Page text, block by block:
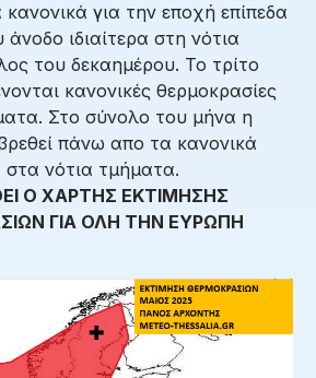
για την εποχή επίπεδα
άνοδο ιδιαίτερα στη νότια
του δεκαημέρου. Το τρίτο
κανονικές θερμοκρασίες
Στο σύνολο του μήνα η
πάνω απο τα κανονικά
στα νότια τμήματα.
Ο ΧΑΡΤΗΣ ΕΚΤΙΜΗΣΗΣ
ΓΙΑ ΟΛΗ ΤΗΝ ΕΥΡΩΠΗ